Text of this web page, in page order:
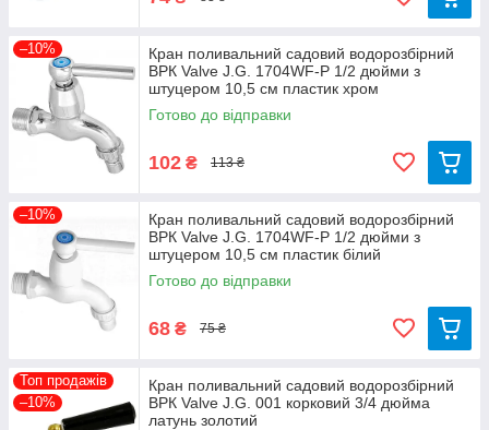
–10%
Кран поливальний садовий водорозбірний
ВРК Valve J.G. 1704WF-P 1/2 дюйми з
штуцером 10,5 см пластик хром
Готово до відправки
102 ₴ 113 ₴
–10%
Кран поливальний садовий водорозбірний
ВРК Valve J.G. 1704WF-P 1/2 дюйми з
штуцером 10,5 см пластик білий
Готово до відправки
68 ₴ 75 ₴
Топ продажів
–10%
Кран поливальний садовий водорозбірний
ВРК Valve J.G. 001 корковий 3/4 дюйма
латунь золотий